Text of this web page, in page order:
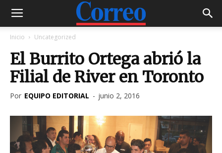
Inicio Uncategorized
El Burrito Ortega abrió la
Filial de River en Toronto
Por EQUIPO EDITORIAL - junio 2, 2016